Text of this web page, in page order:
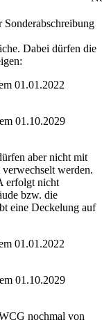
Dabei dürfen die
01.01.2022
01.10.2029
aber nicht mit
werden.
erfolgt nicht
bzw. die
eine Deckelung auf
01.01.2022
01.10.2029
nochmal von